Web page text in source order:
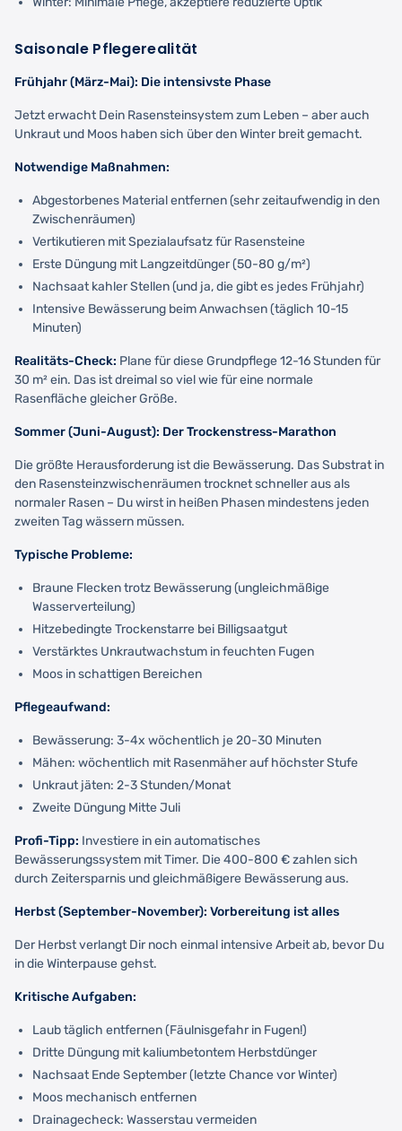
Saisonale Pflegerealität
Frühjahr (März-Mai): Die intensivste Phase
Jetzt erwacht Dein Rasensteinsystem zum Leben – aber auch
Unkraut und Moos haben sich über den Winter breit gemacht.
Notwendige Maßnahmen:
Abgestorbenes Material entfernen (sehr zeitaufwendig in den
Zwischenräumen)
Vertikutieren mit Spezialaufsatz für Rasensteine
Erste Düngung mit Langzeitdünger (50-80 g/m²)
Nachsaat kahler Stellen (und ja, die gibt es jedes Frühjahr)
Intensive Bewässerung beim Anwachsen (täglich 10-15
Minuten)
Realitäts-Check: Plane für diese Grundpflege 12-16 Stunden für
30 m² ein. Das ist dreimal so viel wie für eine normale
Rasenfläche gleicher Größe.
Sommer (Juni-August): Der Trockenstress-Marathon
Die größte Herausforderung ist die Bewässerung. Das Substrat in
den Rasensteinzwischenräumen trocknet schneller aus als
normaler Rasen – Du wirst in heißen Phasen mindestens jeden
zweiten Tag wässern müssen.
Typische Probleme:
Braune Flecken trotz Bewässerung (ungleichmäßige
Wasserverteilung)
Hitzebedingte Trockenstarre bei Billigsaatgut
Verstärktes Unkrautwachstum in feuchten Fugen
Moos in schattigen Bereichen
Pflegeaufwand:
Bewässerung: 3-4x wöchentlich je 20-30 Minuten
Mähen: wöchentlich mit Rasenmäher auf höchster Stufe
Unkraut jäten: 2-3 Stunden/Monat
Zweite Düngung Mitte Juli
Profi-Tipp: Investiere in ein automatisches
Bewässerungssystem mit Timer. Die 400-800 € zahlen sich
durch Zeitersparnis und gleichmäßigere Bewässerung aus.
Herbst (September-November): Vorbereitung ist alles
Der Herbst verlangt Dir noch einmal intensive Arbeit ab, bevor Du
in die Winterpause gehst.
Kritische Aufgaben:
Laub täglich entfernen (Fäulnisgefahr in Fugen!)
Dritte Düngung mit kaliumbetontem Herbstdünger
Nachsaat Ende September (letzte Chance vor Winter)
Moos mechanisch entfernen
Drainagecheck: Wasserstau vermeiden